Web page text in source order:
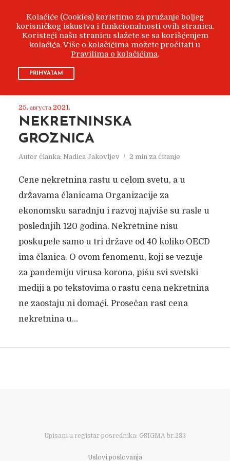
25. августа 2021.
NEKRETNINSKA
GROZNICA
Autor članka: Nadica Jakovljev 2 min za čitanje
Cene nekretnina rastu u celom svetu, a u
državama članicama Organizacije za
ekonomsku saradnju i razvoj najviše su rasle u
poslednjih 120 godina. Nekretnine nisu
poskupele samo u tri države od 40 koliko OECD
ima članica. O ovom fenomenu, koji se vezuje
za pandemiju virusa korona, pišu svi svetski
mediji a po tekstovima o rastu cena nekretnina
ne zaostaju ni domaći. Prosečan rast cena
nekretnina u...
Upisani u registar posrednika: GSIGMA br.233
Uslovi poslovanja
Kolačiće (Cookies) koristimo za pružanje boljeg
korisničkog iskustva i funkcionalnosti ovih stranica.
Koristeći našu stranicu slažete se sa korišćenjem
kolačića. Više o kolačićima možete pročitati u
Pravilima o kolačićima.
PRIHVATAM